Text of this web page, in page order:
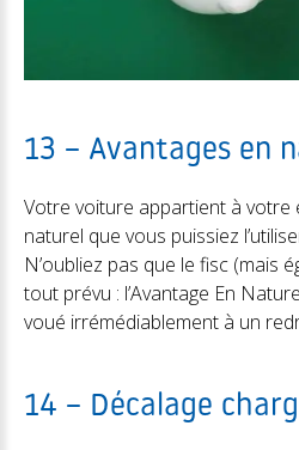
13 – Avantages en
Votre voiture appartient à
naturel que vous puissiez
N’oubliez pas que le fisc (mais
tout prévu : l’Avantage En
voué irrémédiablement à un
14 – Décalage